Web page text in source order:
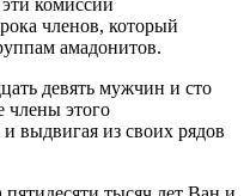
комиссии
членов, который
амадонитов.
девять мужчин и сто
члены этого
выдвигая из своих рядов